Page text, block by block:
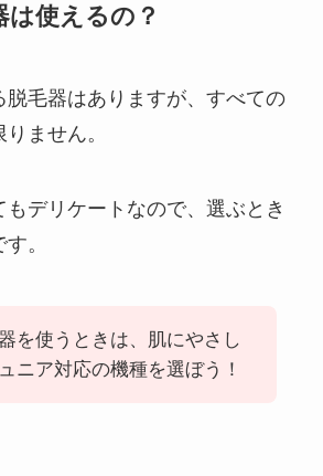
は使えるの？
脱毛器はありますが、すべての
ません。
もデリケートなので、選ぶとき
。
を使うときは、肌にやさし
ニア対応の機種を選ぼう！